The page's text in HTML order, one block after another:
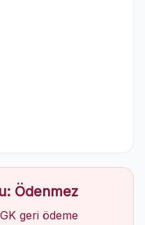
Ödenmez
geri ödeme